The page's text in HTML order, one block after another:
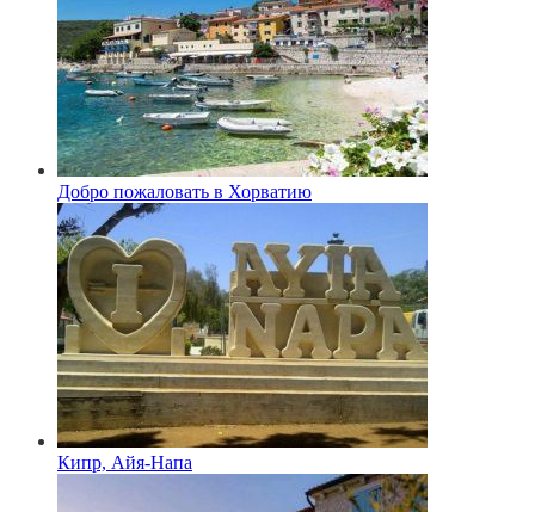
Добро пожаловать в Хорватию
Кипр, Айя-Напа